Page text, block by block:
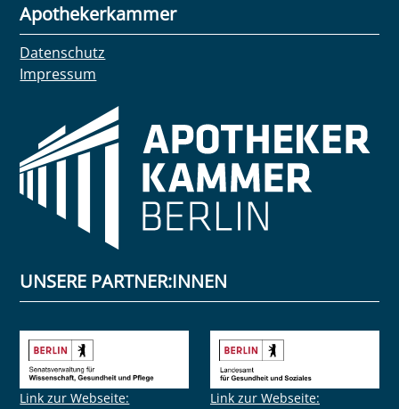
Apothekerkammer
Datenschutz
Impressum
UNSERE PARTNER:INNEN
Link zur Webseite:
Link zur Webseite: